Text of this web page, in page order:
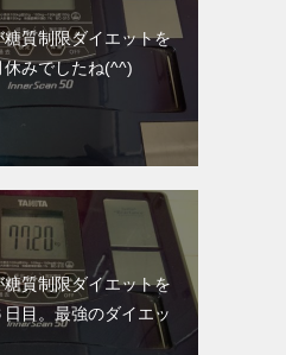
糖質制限ダイエットを
みでしたね(^^)
糖質制限ダイエットを
目。最強のダイエッ